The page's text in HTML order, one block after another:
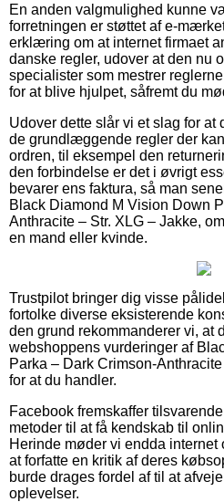
En anden valgmulighed kunne
forretningen er støttet af e-
erklæring om at internet firmaet
danske regler, udover at den nu
specialister som mestrer
for at blive hjulpet, såfremt du
Udover dette slår vi et slag for at
de grundlæggende regler der
ordren, til eksempel den
den forbindelse er det i øvrigt
bevarer ens faktura, så man
Black Diamond M Vision Down
Anthracite – Str. XLG – Jakke,
en mand eller kvinde.
Trustpilot bringer dig visse
fortolke diverse eksisterende
den grund rekommanderer vi, at
webshoppens vurderinger af
Parka – Dark Crimson-
for at du handler.
Facebook fremskaffer
metoder til at få kendskab til
Herinde møder vi endda internet
at forfatte en kritik af deres
burde drages fordel af til at
oplevelser.